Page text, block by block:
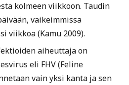
kolmeen viikkoon. Taudin
vaikeimmissa
viikkoa (Kamu 2009).
aiheuttaja on
eli FHV (Feline
vain yksi kanta ja sen